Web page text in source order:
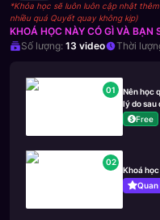
*Khóa học sẽ luôn luôn cập nhật
nhiều quá Quyết quay không kịp)
KHOÁ HỌC NÀY CÓ GÌ VÀ BẠN
Số lượng: 13 video Thời
01
Nên học
lý do sau
Free
02
Khoá